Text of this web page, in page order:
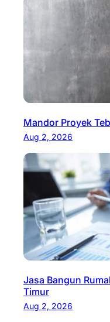
Mandor Proyek
Aug 2, 2026
Jasa Bangun
Timur
Aug 2, 2026